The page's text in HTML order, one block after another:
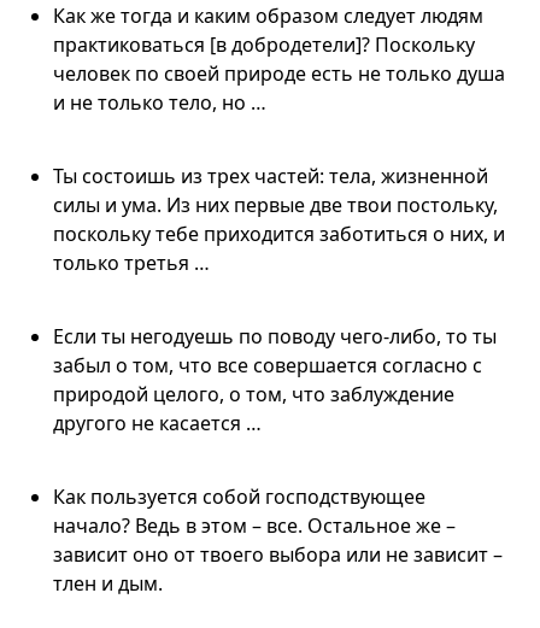
Как же тогда и каким образом следует людям
практиковаться [в добродетели]? Поскольку
человек по своей природе есть не только душа
и не только тело, но …
Ты состоишь из трех частей: тела, жизненной
силы и ума. Из них первые две твои постольку,
поскольку тебе приходится заботиться о них, и
только третья …
Если ты негодуешь по поводу чего-либо, то ты
забыл о том, что все совершается согласно с
природой целого, о том, что заблуждение
другого не касается …
Как пользуется собой господствующее
начало? Ведь в этом – все. Остальное же –
зависит оно от твоего выбора или не зависит –
тлен и дым.